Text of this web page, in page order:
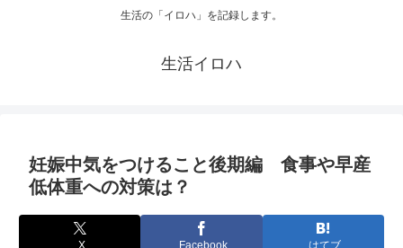
生活の「イロハ」を記録します。
生活イロハ
妊娠中気をつけること後期編 食事や早産
低体重への対策は？
X Facebook はてブ